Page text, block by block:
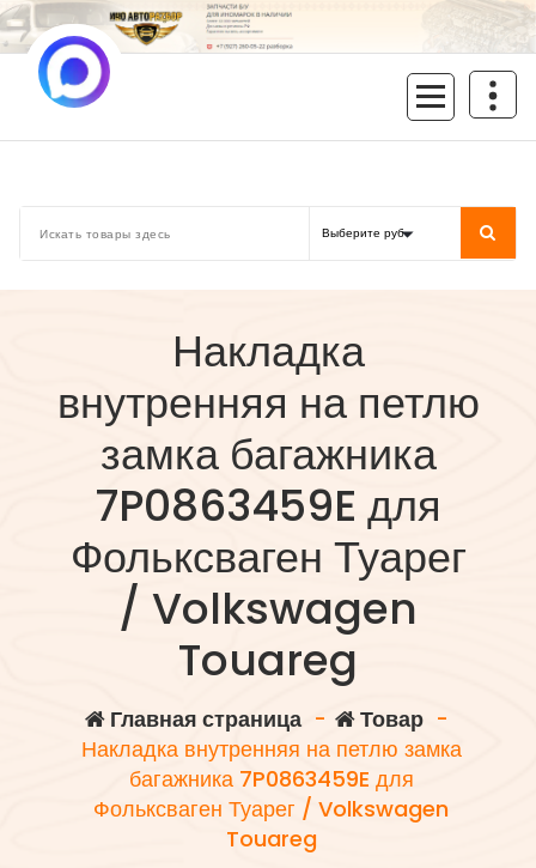
Перейти
к
содержимому
Накладка
внутренняя на петлю
замка багажника
7P0863459E для
Фольксваген Туарег
/ Volkswagen
Touareg
Главная страница- Товар-
Накладка внутренняя на петлю замка
багажника 7P0863459E для
Фольксваген Туарег / Volkswagen
Touareg